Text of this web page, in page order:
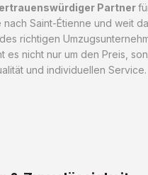
Partner
nach Saint-Étienne und weit
richtigen
es nicht nur um den Preis,
und individuellen Service.